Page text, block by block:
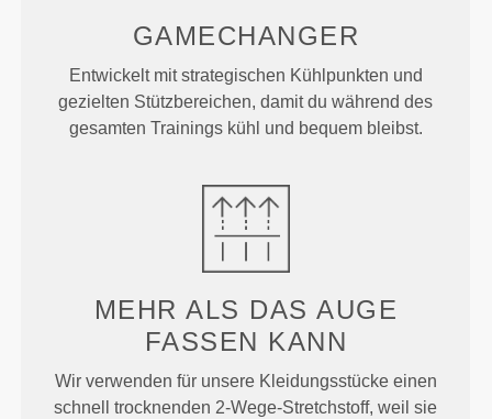
GAMECHANGER
Entwickelt mit strategischen Kühlpunkten und
gezielten Stützbereichen, damit du während des
gesamten Trainings kühl und bequem bleibst.
MEHR ALS DAS AUGE
FASSEN KANN
Wir verwenden für unsere Kleidungsstücke einen
schnell trocknenden 2-Wege-Stretchstoff, weil sie